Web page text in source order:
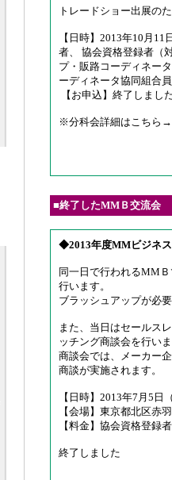
トレードショー出展の
【日時】2013年10月
者、 協会資格登録者（
プ・販路コーディネー
ーディネータ協同組合
【お申込】終了しまし
※分科会詳細はこちら→
■終了したMMＢ交流会
◆2013年度MMビジネ
同一日で行われるMM
行います。
ブラッシュアップが必
また、当日はセールス
ッチング商談会を行い
商談会では、メーカー
商談が実施されます。
【日時】2013年7月5日
【会場】東京都北区赤
【料金】協会資格登
終了しました